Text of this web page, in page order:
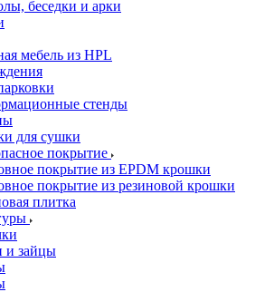
беседки и арки
мебель из HPL
стенды
для сушки
покрытие
покрытие из EPDM крошки
покрытие из резиновой крошки
плитка
и зайцы